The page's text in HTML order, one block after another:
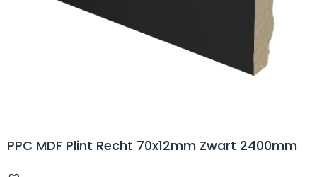
PPC MDF Plint Recht 70x12mm Zwart 2400mm